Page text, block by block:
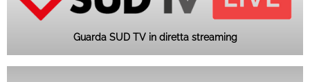
Guarda SUD TV in diretta streaming